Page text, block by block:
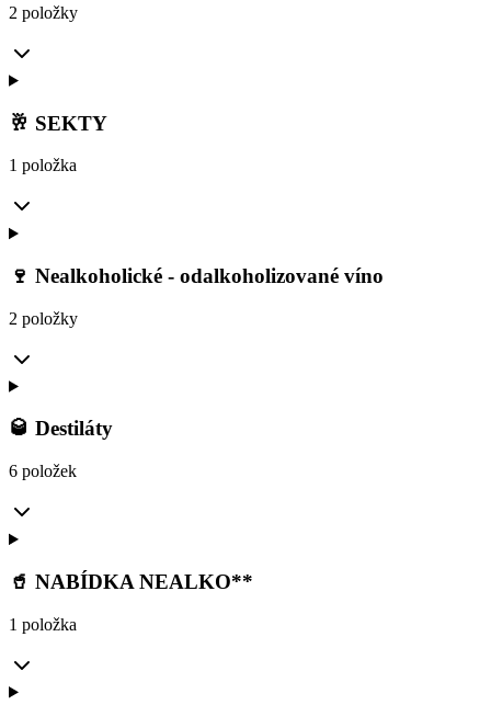
2 položky
🥂 SEKTY
1 položka
🍷 Nealkoholické - odalkoholizované víno
2 položky
🥃 Destiláty
6 položek
🥤 NABÍDKA NEALKO**
1 položka